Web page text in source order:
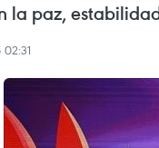
la paz,